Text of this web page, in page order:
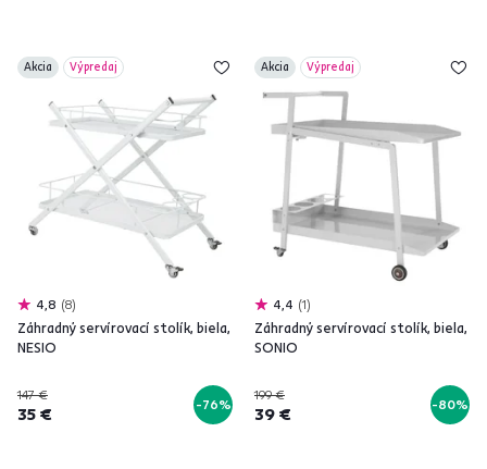
Akcia Výpredaj
4,8 8
Záhradný servírovací stolík, biela,
NESIO
147 €
35 € -76%
Akcia Výpredaj
4,4 1
Záhradný servírovací stolík, biela,
SONIO
199 €
39 € -80%